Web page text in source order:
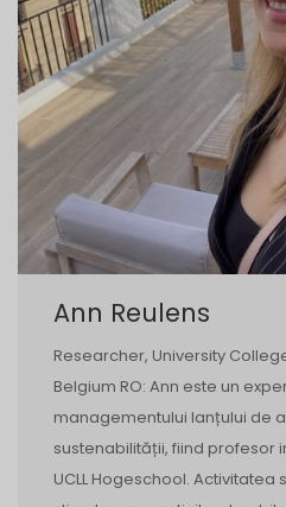
Ann Reulens
Researcher, University
Belgium RO: Ann este un
managementului lanțului de
sustenabilității, fiind profesor
UCLL Hogeschool.